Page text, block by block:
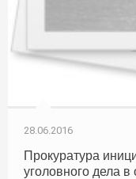
28.06.2016
Прокуратура
уголовного дела